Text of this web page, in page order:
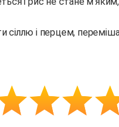
і перцем,